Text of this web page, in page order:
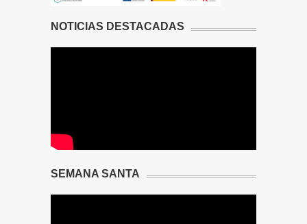
NOTICIAS DESTACADAS
SEMANA SANTA